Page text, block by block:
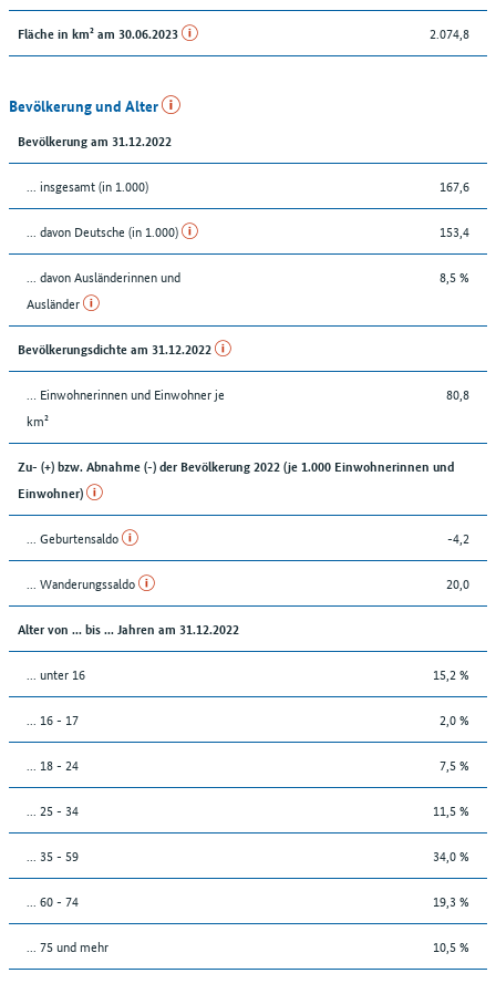
Fläche in km² am 30.06.2023 2.074,8
Bevölkerung und Alter
Bevölkerung am 31.12.2022
... insgesamt (in 1.000) 167,6
... davon Deutsche (in 1.000) 153,4
... davon Ausländerinnen und
Ausländer
8,5 %
Bevölkerungsdichte am 31.12.2022
… Einwohnerinnen und Einwohner je
km²
80,8
Zu- (+) bzw. Abnahme (-) der Bevölkerung 2022 (je 1.000 Einwohnerinnen und
Einwohner)
... Geburtensaldo -4,2
... Wanderungssaldo 20,0
Alter von ... bis ... Jahren am 31.12.2022
... unter 16 15,2 %
... 16 - 17 2,0 %
... 18 - 24 7,5 %
... 25 - 34 11,5 %
... 35 - 59 34,0 %
... 60 - 74 19,3 %
... 75 und mehr 10,5 %